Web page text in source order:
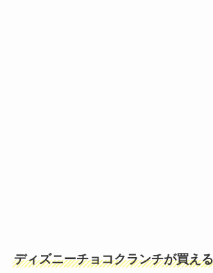
ディズニーチョコクランチが買え